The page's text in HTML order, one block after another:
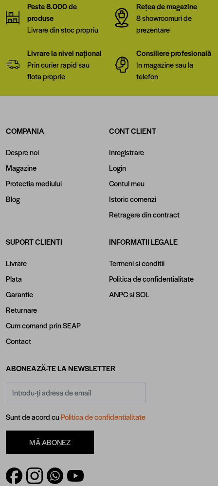
Peste 8.000 de
produse
Livrare din stoc propriu
Rețea de magazine
8 showroomuri de
prezentare
Livrare la nivel național
Prin curier rapid sau
flota proprie
Consiliere profesională
In magazine sau la
telefon
COMPANIA
Despre noi
Magazine
Protectia mediului
Blog
CONT CLIENT
Inregistrare
Login
Contul meu
Istoric comenzi
Retragere din contract
SUPORT CLIENTI
Livrare
Plata
Garantie
Returnare
Cum comand prin SEAP
Contact
INFORMATII LEGALE
Termeni si conditii
Politica de confidentialitate
ANPCsiSOL
ABONEAZĂ-TE LA NEWSLETTER
Sunt de acord cuPolitica de confidentialitate
MĂ ABONEZ